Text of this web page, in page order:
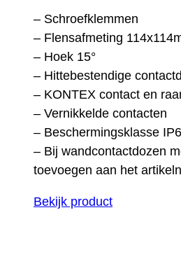
– Schroefklemmen
– Flensafmeting
– Hoek 15°
– Hittebestendige
– KONTEX contact en
– Vernikkelde contacten
– Beschermingsklasse
– Bij wandcontactdozen
toevoegen aan het
Bekijk product